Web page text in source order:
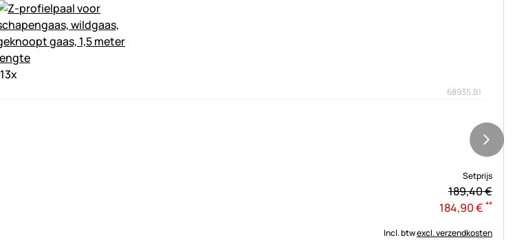
13x
68935.B1
Setprijs
189,40€
184,90€ **
Incl. btwexcl. verzendkosten